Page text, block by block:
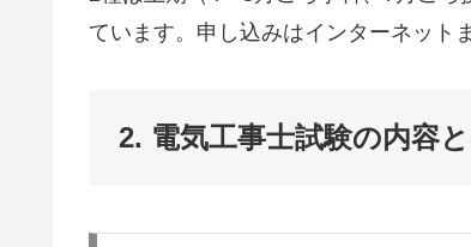
ています。申し込みはインターネット
2. 電気工事士試験の内容